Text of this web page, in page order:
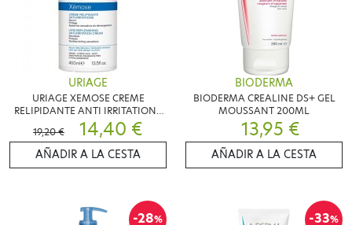
URIAGE
URIAGE XEMOSE CREME
RELIPIDANTE ANTI IRRITATIONS
400ML
19,20 € 14,40 €
AÑADIR A LA CESTA
BIODERMA
BIODERMA CREALINE DS+ GEL
MOUSSANT 200ML
13,95 €
AÑADIR A LA CESTA
-28% -33%